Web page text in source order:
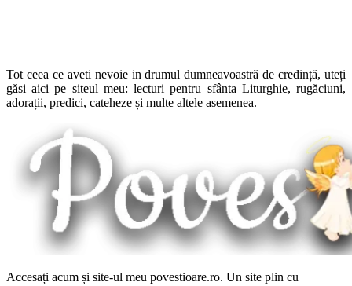
Tot ceea ce aveti nevoie in drumul dumneavoastră de credință, uteți
găsi aici pe siteul meu: lecturi pentru sfânta Liturghie, rugăciuni,
adorații, predici, cateheze și multe altele asemenea.
Accesați acum și site-ul meu povestioare.ro. Un site plin cu